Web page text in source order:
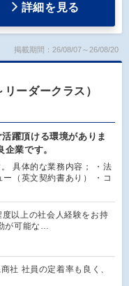
詳細を見る
掲載期間：26/08/07～26/08/20
ーダークラス）
躍頂ける環境がありま
業です。
具体的な業務内容； ・法
（英文契約書あり） ・コ
度以上の社会人経験をお持
が可能な…
社 社員の定着率も良く、